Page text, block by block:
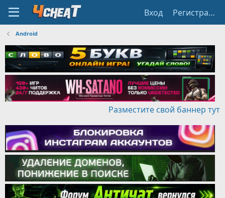
Вход Регистрация
Android
Разместите свой баннер тут